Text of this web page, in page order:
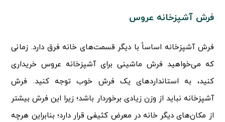
فرش آشپزخانه عروس
فرش آشپزخانه اساساً با دیگر قسمت‌های خانه فرق دارد. زمانی
که می‌خواهید فرش ماشینی برای آشپزخانه عروس خریداری
کنید، به استانداردهای یک فرش خوب توجه کنید. فرش
آشپزخانه نباید از وزن زیادی برخوردار باشد؛ زیرا این فرش بیشتر
از مکان‌های دیگر خانه در معرض کثیفی قرار دارد؛ بنابراین هرچه